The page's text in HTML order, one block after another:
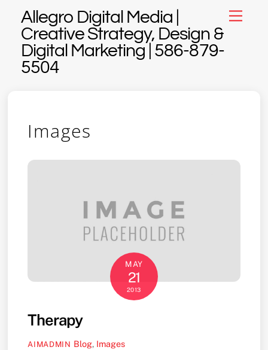
content
Menu
Allegro Digital Media |
Creative Strategy, Design &
Digital Marketing | 586-879-
5504
Images
MAY
21
2013
Therapy
AIMADMIN Blog, Images